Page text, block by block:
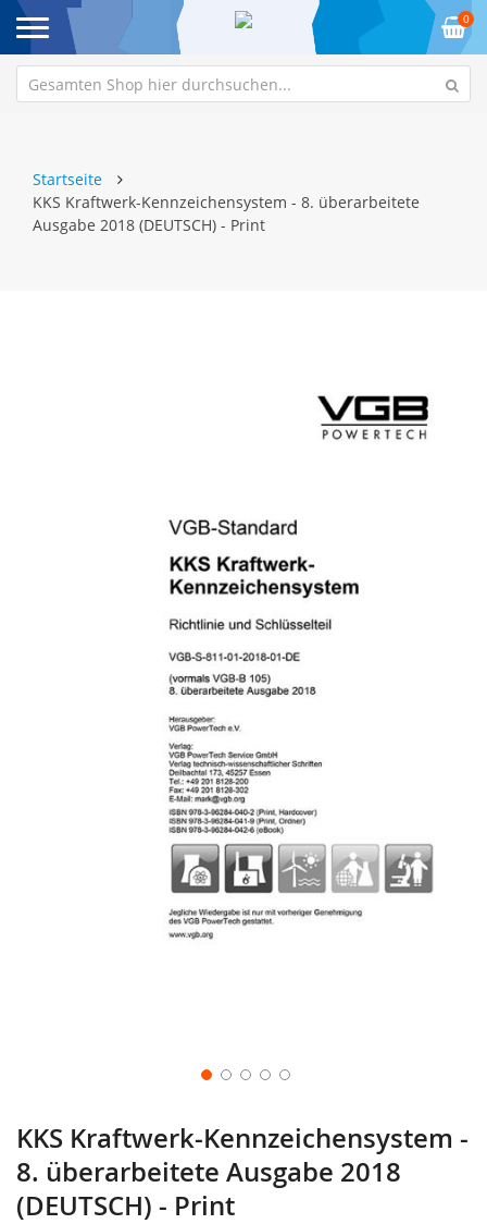
0
Startseite
KKS Kraftwerk-Kennzeichensystem - 8. überarbeitete
Ausgabe 2018 (DEUTSCH) - Print
KKS Kraftwerk-Kennzeichensystem -
8. überarbeitete Ausgabe 2018
(DEUTSCH) - Print